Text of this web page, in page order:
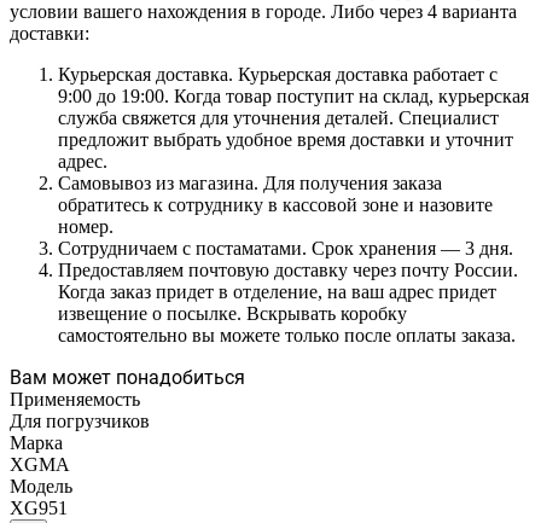
условии вашего нахождения в городе. Либо через 4 варианта
доставки:
Курьерская доставка. Курьерская доставка работает с
9:00 до 19:00. Когда товар поступит на склад, курьерская
служба свяжется для уточнения деталей. Специалист
предложит выбрать удобное время доставки и уточнит
адрес.
Самовывоз из магазина. Для получения заказа
обратитесь к сотруднику в кассовой зоне и назовите
номер.
Сотрудничаем с постаматами. Срок хранения — 3 дня.
Предоставляем почтовую доставку через почту России.
Когда заказ придет в отделение, на ваш адрес придет
извещение о посылке. Вскрывать коробку
самостоятельно вы можете только после оплаты заказа.
Вам может понадобиться
Применяемость
Для погрузчиков
Марка
XGMA
Модель
XG951